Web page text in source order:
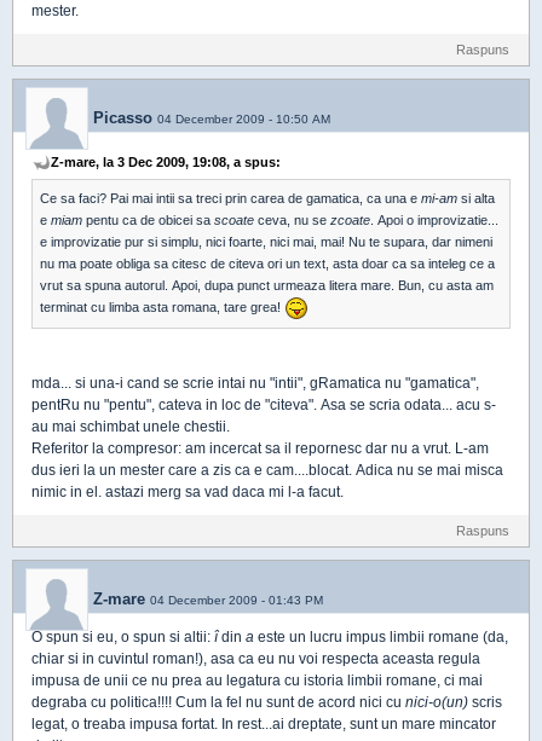
mester.
Raspuns
Picasso 04 December 2009 - 10:50 AM
Z-mare, la 3 Dec 2009, 19:08, a spus:
Ce sa faci? Pai mai intii sa treci prin carea de gamatica, ca una e mi-am si alta
e miam pentu ca de obicei sa scoate ceva, nu se zcoate . Apoi o improvizatie...
e improvizatie pur si simplu, nici foarte, nici mai, mai! Nu te supara, dar nimeni
nu ma poate obliga sa citesc de citeva ori un text, asta doar ca sa inteleg ce a
vrut sa spuna autorul. Apoi, dupa punct urmeaza litera mare. Bun, cu asta am
terminat cu limba asta romana, tare grea!
mda... si una-i cand se scrie intai nu "intii", gRamatica nu "gamatica",
pentRu nu "pentu", cateva in loc de "citeva". Asa se scria odata... acu s-
au mai schimbat unele chestii.
Referitor la compresor: am incercat sa il repornesc dar nu a vrut. L-am
dus ieri la un mester care a zis ca e cam....blocat. Adica nu se mai misca
nimic in el. astazi merg sa vad daca mi l-a facut.
Raspuns
Z-mare 04 December 2009 - 01:43 PM
O spun si eu, o spun si altii: îdin a este un lucru impus limbii romane (da,
chiar si in cuvintul roman!), asa ca eu nu voi respecta aceasta regula
impusa de unii ce nu prea au legatura cu istoria limbii romane, ci mai
degraba cu politica!!!! Cum la fel nu sunt de acord nici cu nici-o(un) scris
legat, o treaba impusa fortat. In rest...ai dreptate, sunt un mare mincator